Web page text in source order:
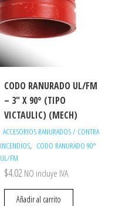
CODO RANURADO UL/FM
– 3″ X 90° (TIPO
VICTAULIC) (MECH)
ACCESORIOS RANURADOS / CONTRA
INCENDIOS, CODO RANURADO 90°
UL/FM
$4.02 NO incluye IVA
Añadir al carrito